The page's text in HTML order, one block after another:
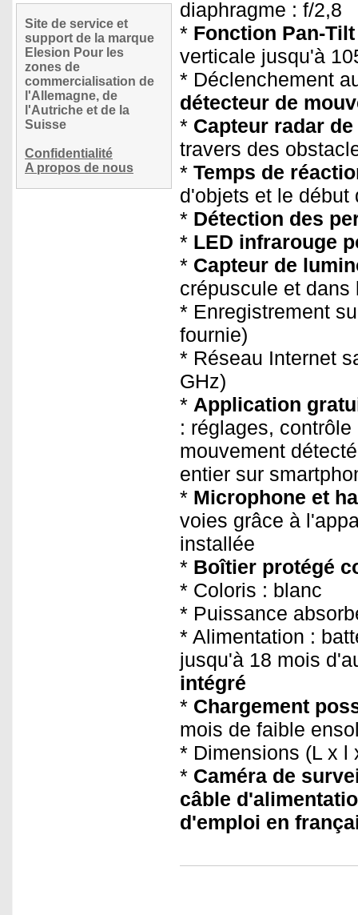
Site de service et
support de la marque
Elesion Pour les
zones de
commercialisation de
l'Allemagne, de
l'Autriche et de la
Suisse
Confidentialité
A propos de nous
diaphragme : f/2,8
* Fonction Pan-Tilt
verticale jusqu'à
* Déclenchement
détecteur de
* Capteur radar
travers des
* Temps de
d'objets et le début
* Détection des
* LED infrarouge
* Capteur de
crépuscule et dans
* Enregistrement
fournie)
* Réseau Internet
GHz)
* Application
: réglages,
mouvement
entier sur
* Microphone et
voies grâce à
installée
* Boîtier protégé
* Coloris : blanc
* Puissance
* Alimentation :
jusqu'à 18 mois
intégré
* Chargement
mois de faible
* Dimensions (L x l
* Caméra de
câble
d'emploi en